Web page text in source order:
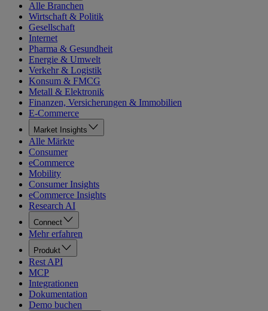
Alle Branchen
Wirtschaft & Politik
Gesellschaft
Internet
Pharma & Gesundheit
Energie & Umwelt
Verkehr & Logistik
Konsum & FMCG
Metall & Elektronik
Finanzen, Versicherungen & Immobilien
E-Commerce
Market Insights
Alle Märkte
Consumer
eCommerce
Mobility
Consumer Insights
eCommerce Insights
Research AI
Connect
Mehr erfahren
Produkt
Rest API
MCP
Integrationen
Dokumentation
Demo buchen